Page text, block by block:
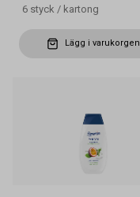
6 styck / kartong
Lägg i varukorgen